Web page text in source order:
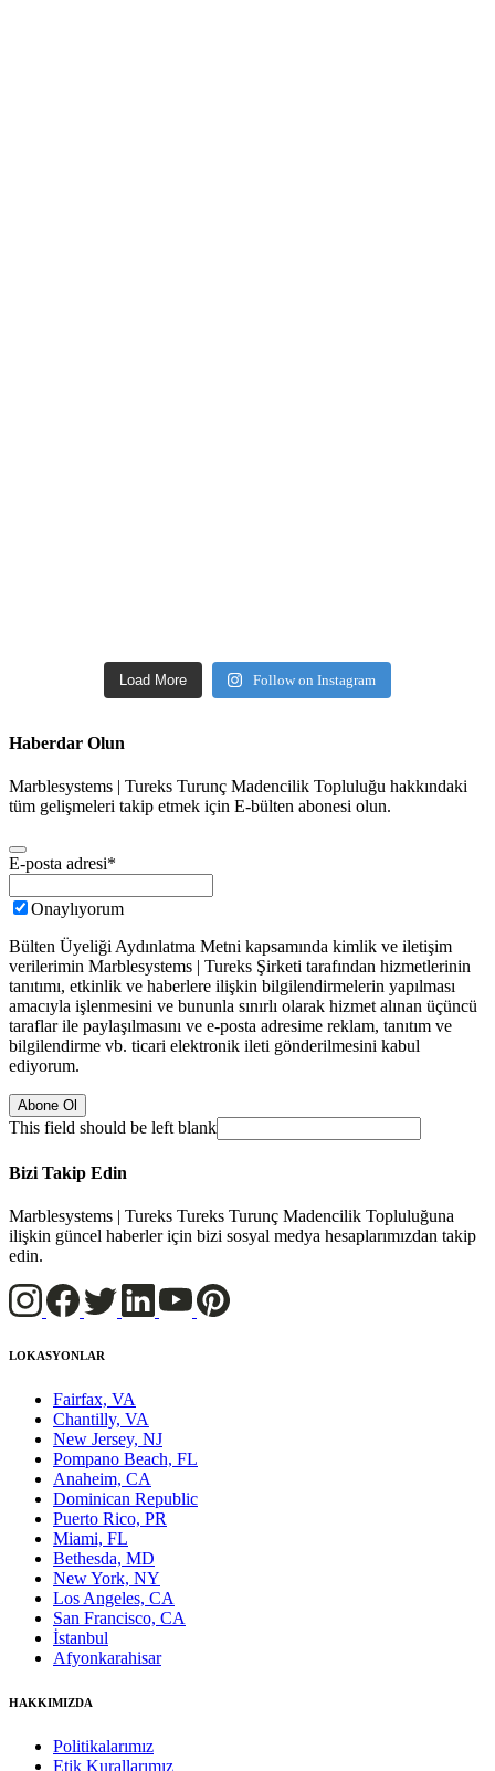
Load More Follow on Instagram
Haberdar Olun
Marblesystems | Tureks Turunç Madencilik Topluluğu hakkındaki
tüm gelişmeleri takip etmek için E-bülten abonesi olun.
E-posta adresi*
Onaylıyorum
Bülten Üyeliği Aydınlatma Metni kapsamında kimlik ve iletişim
verilerimin Marblesystems | Tureks Şirketi tarafından hizmetlerinin
tanıtımı, etkinlik ve haberlere ilişkin bilgilendirmelerin yapılması
amacıyla işlenmesini ve bununla sınırlı olarak hizmet alınan üçüncü
taraflar ile paylaşılmasını ve e-posta adresime reklam, tanıtım ve
bilgilendirme vb. ticari elektronik ileti gönderilmesini kabul
ediyorum.
Abone Ol
This field should be left blank
Bizi Takip Edin
Marblesystems | Tureks Tureks Turunç Madencilik Topluluğuna
ilişkin güncel haberler için bizi sosyal medya hesaplarımızdan takip
edin.
LOKASYONLAR
Fairfax, VA
Chantilly, VA
New Jersey, NJ
Pompano Beach, FL
Anaheim, CA
Dominican Republic
Puerto Rico, PR
Miami, FL
Bethesda, MD
New York, NY
Los Angeles, CA
San Francisco, CA
İstanbul
Afyonkarahisar
HAKKIMIZDA
Politikalarımız
Etik Kurallarımız